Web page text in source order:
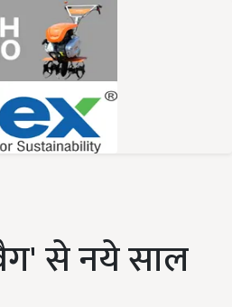
से नये साल